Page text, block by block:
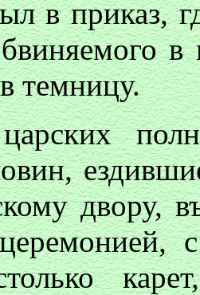
в приказ,
в
темницу.
двору,